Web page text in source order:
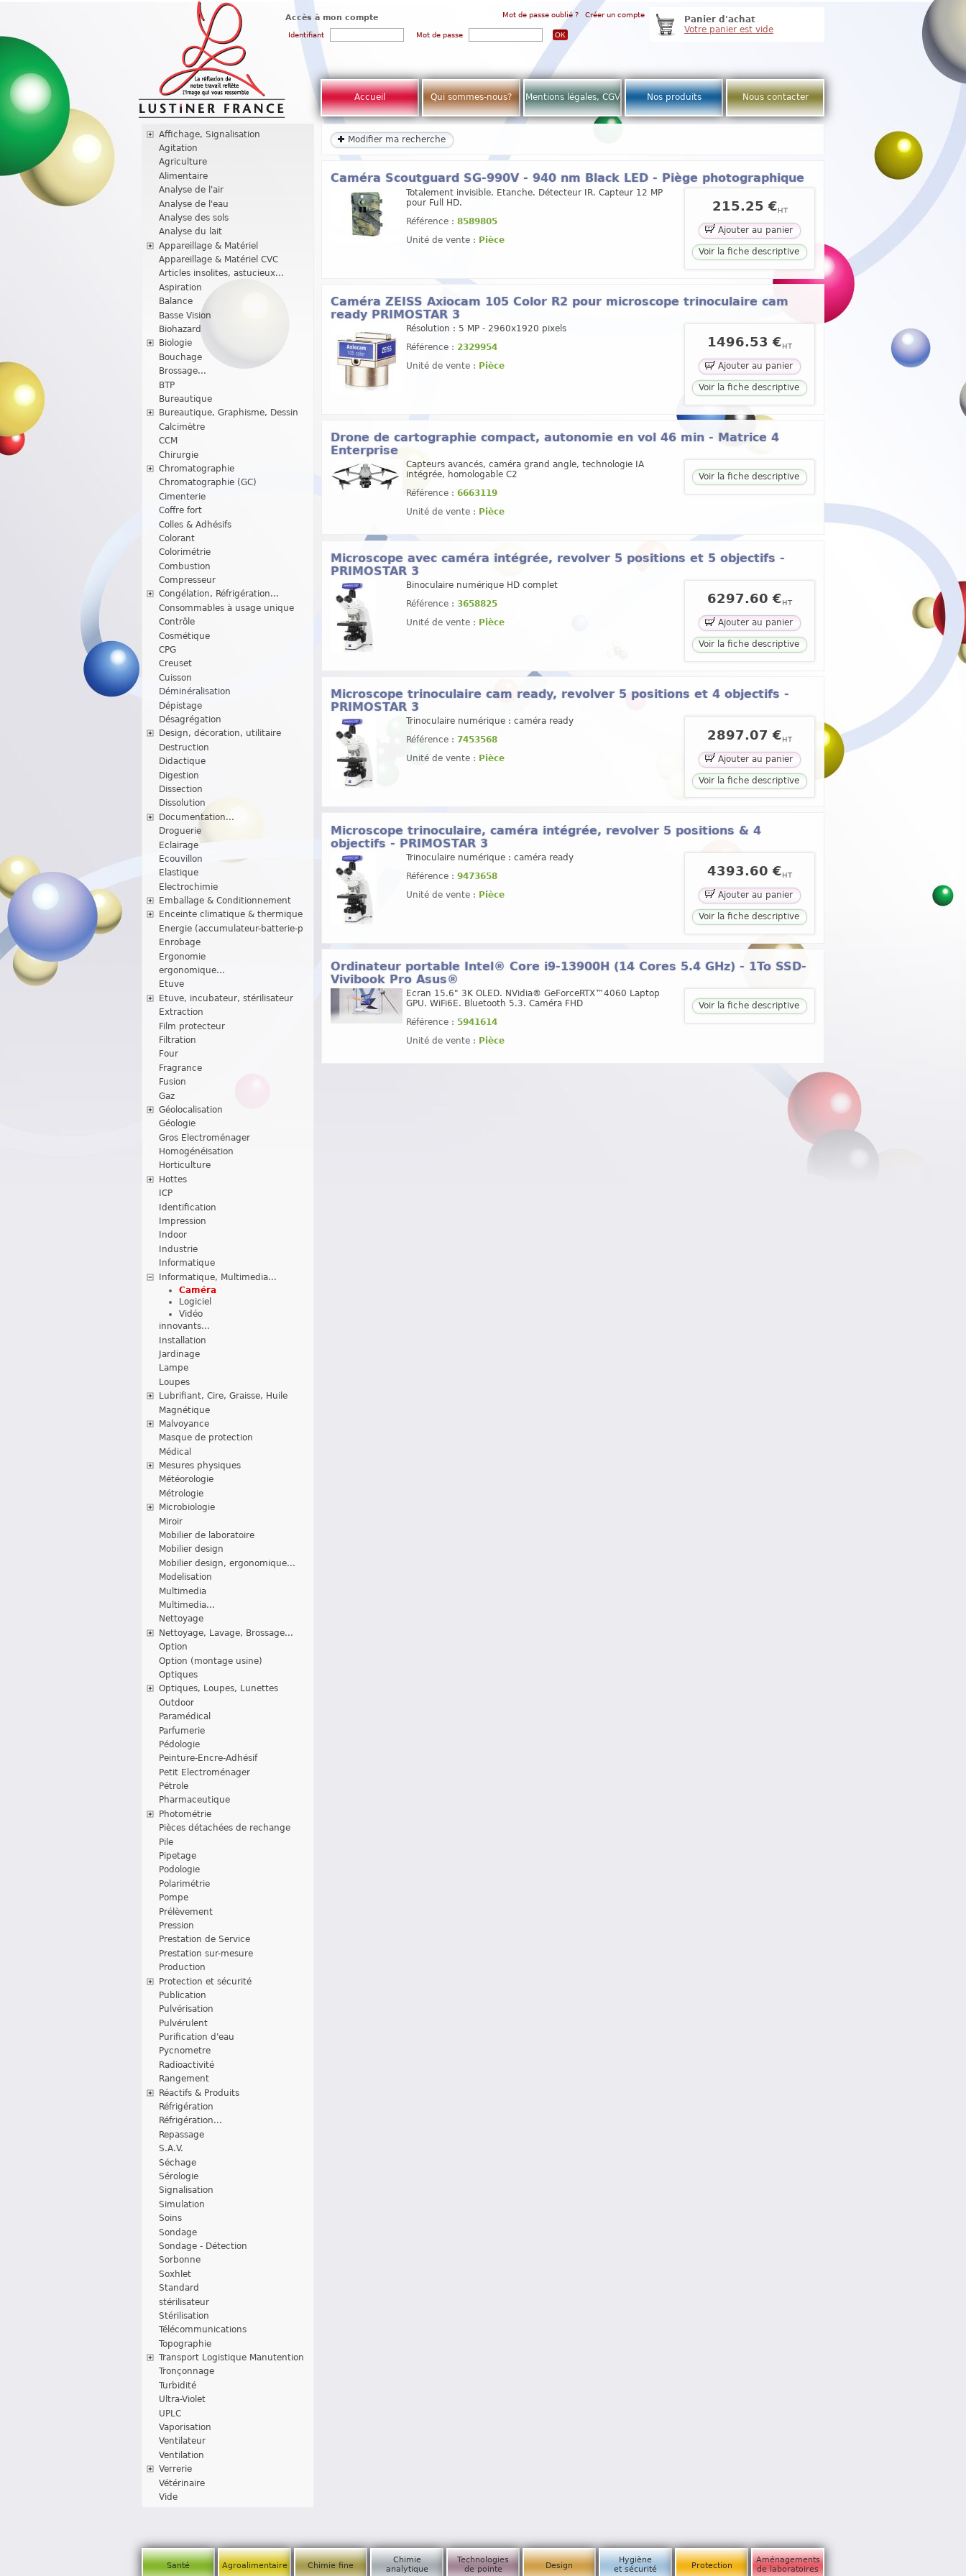
Accès à mon compte Mot de passe oublié ? Créer un compte
Identifiant Mot de passe
Panier d'achat
Votre panier est vide
Accueil Qui sommes-nous? Mentions légales, CGV Nos produits Nous contacter
Affichage, Signalisation
Agitation
Agriculture
Alimentaire
Analyse de l'air
Analyse de l'eau
Analyse des sols
Analyse du lait
Appareillage & Matériel
Appareillage & Matériel CVC
Articles insolites, astucieux...
Aspiration
Balance
Basse Vision
Biohazard
Biologie
Bouchage
Brossage...
BTP
Bureautique
Bureautique, Graphisme, Dessin
Calcimètre
CCM
Chirurgie
Chromatographie
Chromatographie (GC)
Cimenterie
Coffre fort
Colles & Adhésifs
Colorant
Colorimétrie
Combustion
Compresseur
Congélation, Réfrigération...
Consommables à usage unique
Contrôle
Cosmétique
CPG
Creuset
Cuisson
Déminéralisation
Dépistage
Désagrégation
Design, décoration, utilitaire
Destruction
Didactique
Digestion
Dissection
Dissolution
Documentation...
Droguerie
Eclairage
Ecouvillon
Elastique
Electrochimie
Emballage & Conditionnement
Enceinte climatique & thermique
Energie (accumulateur-batterie-p
Enrobage
Ergonomie
ergonomique...
Etuve
Etuve, incubateur, stérilisateur
Extraction
Film protecteur
Filtration
Four
Fragrance
Fusion
Gaz
Géolocalisation
Géologie
Gros Electroménager
Homogénéisation
Horticulture
Hottes
ICP
Identification
Impression
Indoor
Industrie
Informatique
Informatique, Multimedia...
Caméra
Logiciel
Vidéo
innovants...
Installation
Jardinage
Lampe
Loupes
Lubrifiant, Cire, Graisse, Huile
Magnétique
Malvoyance
Masque de protection
Médical
Mesures physiques
Météorologie
Métrologie
Microbiologie
Miroir
Mobilier de laboratoire
Mobilier design
Mobilier design, ergonomique...
Modelisation
Multimedia
Multimedia...
Nettoyage
Nettoyage, Lavage, Brossage...
Option
Option (montage usine)
Optiques
Optiques, Loupes, Lunettes
Outdoor
Paramédical
Parfumerie
Pédologie
Peinture-Encre-Adhésif
Petit Electroménager
Pétrole
Pharmaceutique
Photométrie
Pièces détachées de rechange
Pile
Pipetage
Podologie
Polarimétrie
Pompe
Prélèvement
Pression
Prestation de Service
Prestation sur-mesure
Production
Protection et sécurité
Publication
Pulvérisation
Pulvérulent
Purification d'eau
Pycnometre
Radioactivité
Rangement
Réactifs & Produits
Réfrigération
Réfrigération...
Repassage
S.A.V.
Séchage
Sérologie
Signalisation
Simulation
Soins
Sondage
Sondage - Détection
Sorbonne
Soxhlet
Standard
stérilisateur
Stérilisation
Télécommunications
Topographie
Transport Logistique Manutention
Tronçonnage
Turbidité
Ultra-Violet
UPLC
Vaporisation
Ventilateur
Ventilation
Verrerie
Vétérinaire
Vide
Modifier ma recherche
Caméra Scoutguard SG-990V - 940 nm Black LED - Piège photographique
Totalement invisible. Etanche. Détecteur IR. Capteur 12 MP
pour Full HD.
Référence : 8589805
Unité de vente : Pièce
215.25 € HT
Ajouter au panier
Voir la fiche descriptive
Caméra ZEISS Axiocam 105 Color R2 pour microscope trinoculaire cam
ready PRIMOSTAR 3
Résolution : 5 MP - 2960x1920 pixels
Référence : 2329954
Unité de vente : Pièce
1496.53 € HT
Ajouter au panier
Voir la fiche descriptive
Drone de cartographie compact, autonomie en vol 46 min - Matrice 4
Enterprise
Capteurs avancés, caméra grand angle, technologie IA
intégrée, homologable C2
Référence : 6663119
Unité de vente : Pièce
Voir la fiche descriptive
Microscope avec caméra intégrée, revolver 5 positions et 5 objectifs -
PRIMOSTAR 3
Binoculaire numérique HD complet
Référence : 3658825
Unité de vente : Pièce
6297.60 € HT
Ajouter au panier
Voir la fiche descriptive
Microscope trinoculaire cam ready, revolver 5 positions et 4 objectifs -
PRIMOSTAR 3
Trinoculaire numérique : caméra ready
Référence : 7453568
Unité de vente : Pièce
2897.07 €HT
Ajouter au panier
Voir la fiche descriptive
Microscope trinoculaire, caméra intégrée, revolver 5 positions & 4
objectifs - PRIMOSTAR 3
Trinoculaire numérique : caméra ready
Référence : 9473658
Unité de vente : Pièce
4393.60 € HT
Ajouter au panier
Voir la fiche descriptive
Ordinateur portable Intel® Core i9-13900H (14 Cores 5.4 GHz) - 1To SSD-
Vivibook Pro Asus®
Ecran 15.6" 3K OLED. NVidia® GeForceRTX™4060 Laptop
GPU. WiFi6E. Bluetooth 5.3. Caméra FHD
Référence : 5941614
Unité de vente : Pièce
Voir la fiche descriptive
Santé Agroalimentaire Chimie fine
Chimie
analytique
Technologies
de pointe
Design
Hygiène
et sécurité
Protection
Aménagements
de laboratoires